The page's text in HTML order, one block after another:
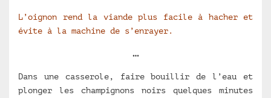
L’oignon rend la viande plus facile à hacher et
évite à la machine de s’enrayer.
…
Dans une casserole, faire bouillir de l’eau et
plonger les champignons noirs quelques minutes